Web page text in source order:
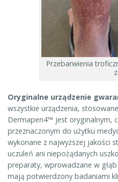
Przebarwienia
Oryginalne urządzenie
wszystkie urządzenia,
Dermapen4™ jest oryginalnym,
przeznaczonym do użytku
wykonane z najwyższej jakości
uczuleń ani niepożądanych
preparaty, wprowadzane w
mają potwierdzony badaniami